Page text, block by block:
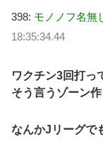
398: モノノフ名無
18:35:34.44
ワクチン3回打っ
そう言うゾーン
なんかJリーグで